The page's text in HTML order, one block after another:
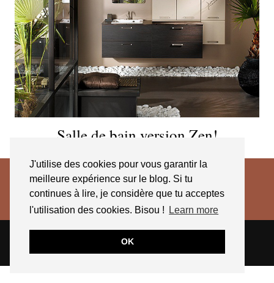
J'utilise des cookies pour vous garantir la
meilleure expérience sur le blog. Si tu
continues à lire, je considère que tu acceptes
l'utilisation des cookies. Bisou !
Learn more
OK
Salle de bain version Zen!
THEME CREATED BYpipdig